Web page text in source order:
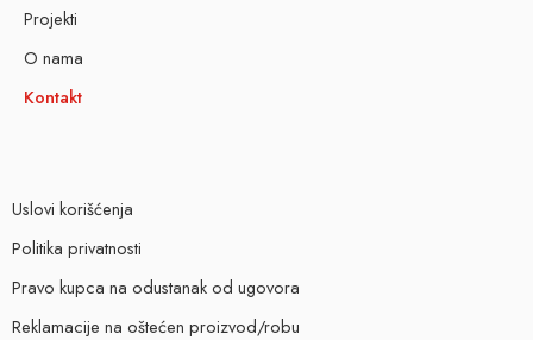
Projekti
O nama
Kontakt
Uslovi korišćenja
Politika privatnosti
Pravo kupca na odustanak od ugovora
Reklamacije na oštećen proizvod/robu